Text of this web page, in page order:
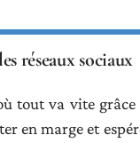
réseaux sociaux
tout va vite
en marge et